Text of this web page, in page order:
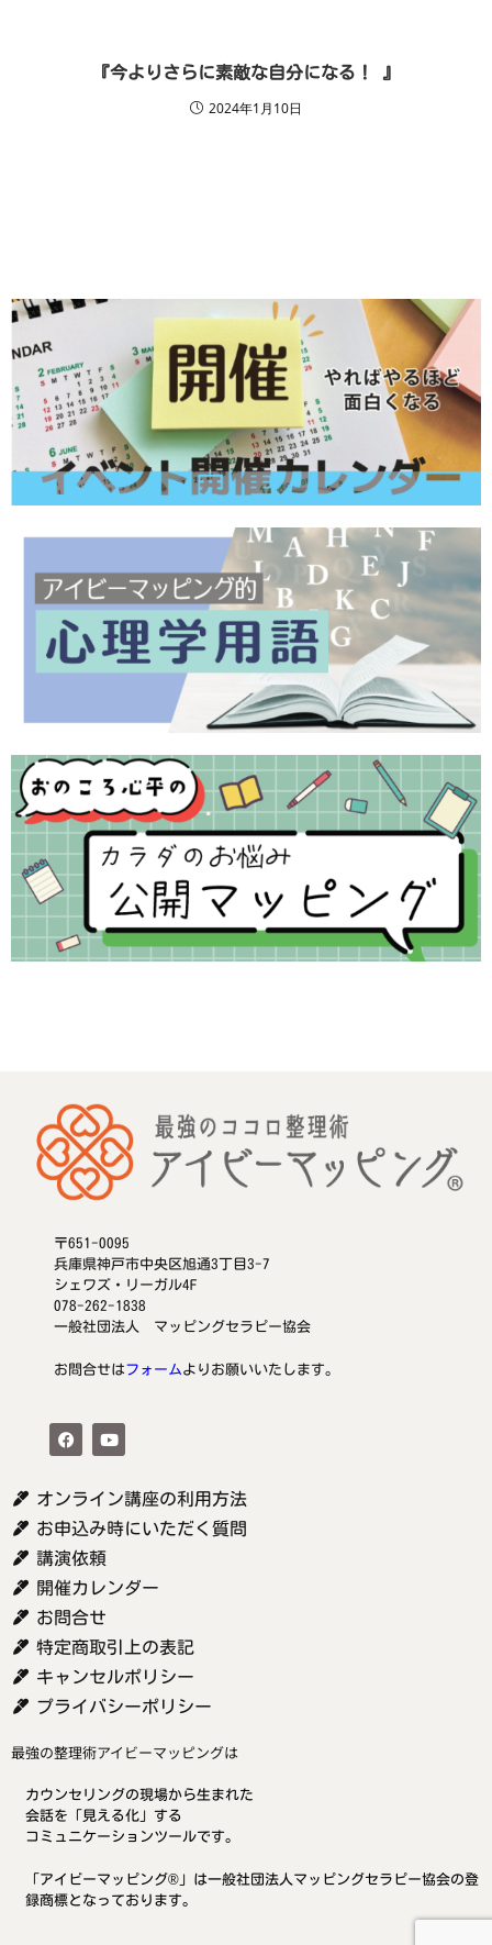
『今よりさらに素敵な自分になる！ 』
2024年1月10日
〒651-0095
兵庫県神戸市中央区旭通3丁目3-7
シェワズ・リーガル4F
078-262-1838
一般社団法人 マッピングセラピー協会
お問合せはフォームよりお願いいたします。
オンライン講座の利用方法
お申込み時にいただく質問
講演依頼
開催カレンダー
お問合せ
特定商取引上の表記
キャンセルポリシー
プライバシーポリシー
最強の整理術アイビーマッピングは
カウンセリングの現場から生まれた
会話を「見える化」する
コミュニケーションツールです。
「アイビーマッピング®」は一般社団法人マッピングセラピー協会の登
録商標となっております。